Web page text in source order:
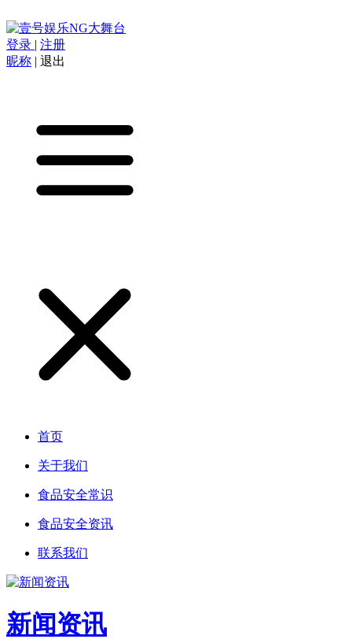
登录 | 注册
昵称 | 退出
首页
关于我们
食品安全常识
食品安全资讯
联系我们
新闻资讯